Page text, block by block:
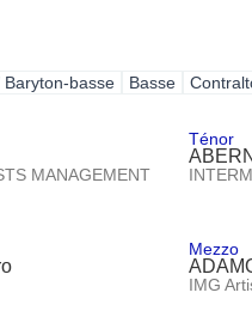
Baryton-basse
Basse
MANAGEMENT
Ténor
Mezzo
IMG